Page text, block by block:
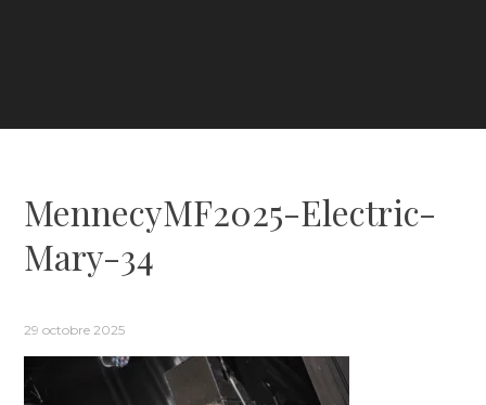
MennecyMF2025-Electric-
Mary-34
29 octobre 2025